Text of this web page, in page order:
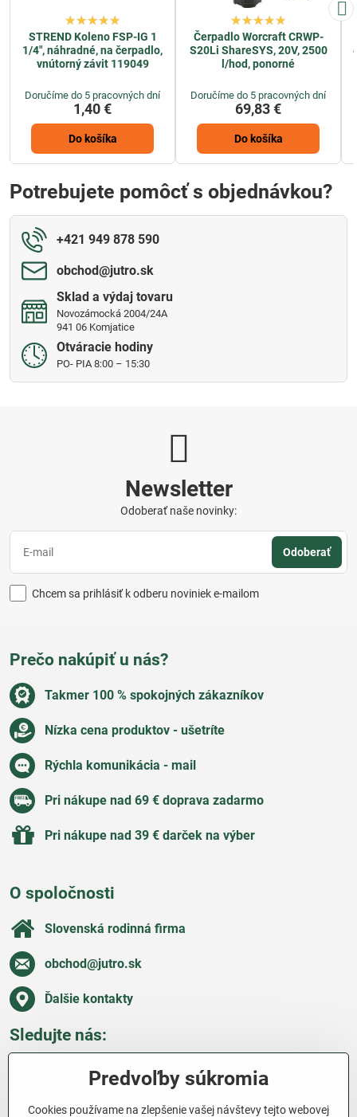
STREND Koleno FSP-IG 1
1/4", náhradné, na čerpadlo,
vnútorný závit 119049
Doručíme do 5 pracovných dní
1,40 €
Do košíka
Čerpadlo Worcraft CRWP-
S20Li ShareSYS, 20V, 2500
l/hod, ponorné
Doručíme do 5 pracovných dní
69,83 €
Do košíka
Potrebujete pomôcť s objednávkou?
+421 949 878 590
obchod​@jutro​.sk
Sklad a výdaj tovaru
Novozámocká 2004/24A
941 06 Komjatice
Otváracie hodiny
PO- PIA 8:00 – 15:30
Newsletter
Odoberať naše novinky:
Odoberať
Chcem sa prihlásiť k odberu noviniek e-mailom
Prečo nakúpiť u nás?
Takmer 100 % spokojných zákazníkov
Nízka cena produktov - ušetríte
Rýchla komunikácia - mail
Pri nákupe nad 69 € doprava zadarmo
Pri nákupe nad 39 € darček na výber
O spoločnosti
Slovenská rodinná firma
obchod​@jutro​.sk
Ďalšie kontakty
Sledujte nás:
Všetko o nákupe
Predvoľby súkromia
Cookies používame na zlepšenie vašej návštevy tejto webovej